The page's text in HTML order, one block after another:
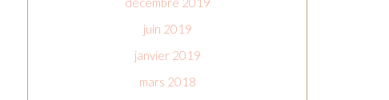
juin 2019
janvier 2019
mars 2018